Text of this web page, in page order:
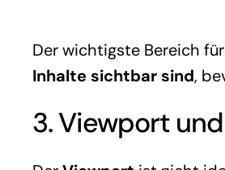
Der wichtigste Bereich
Inhalte sichtbar sind,
3. Viewport